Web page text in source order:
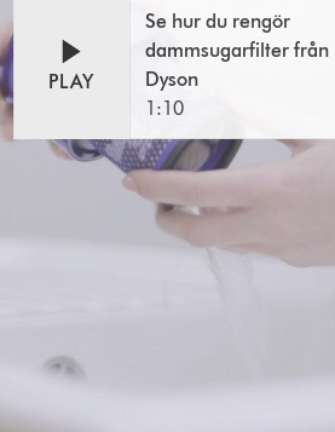
PLAY
Se hur du rengör
dammsugarfilter från
Dyson
1:10